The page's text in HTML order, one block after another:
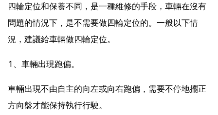
四輪定位和保養不同，是一種維修的手段，車輛在沒有
問題的情況下，是不需要做四輪定位的。一般以下情
況，建議給車輛做四輪定位。
1、車輛出現跑偏。
車輛出現不由自主的向左或向右跑偏，需要不停地擺正
方向盤才能保持執行行駛。